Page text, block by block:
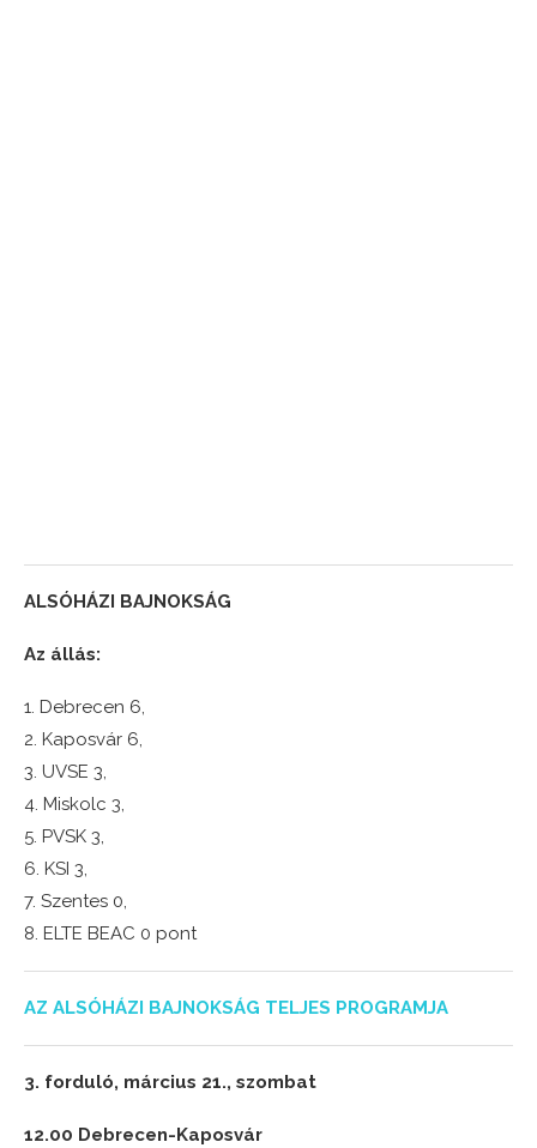
ALSÓHÁZI BAJNOKSÁG
Az állás:
1. Debrecen 6,
2. Kaposvár 6,
3. UVSE 3,
4. Miskolc 3,
5. PVSK 3,
6. KSI 3,
7. Szentes 0,
8. ELTE BEAC 0 pont
AZ ALSÓHÁZI BAJNOKSÁG TELJES PROGRAMJA
3. forduló, március 21., szombat
12.00 Debrecen-Kaposvár